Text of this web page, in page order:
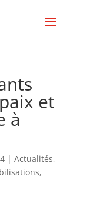
et
à
| Actualités,
,